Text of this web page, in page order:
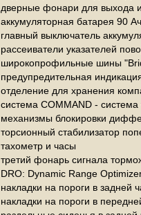
дверные фонари для выхода
аккумуляторная батарея 90
главный выключатель
рассеиватели указателей
широкопрофильные шины
предупредительная
отделение для хранения
система COMMAND -
механизмы блокировки
торсионный стабилизатор
тахометр и часы
третий фонарь сигнала
DRO: Dynamic Range
накладки на пороги в задней
накладки на пороги в